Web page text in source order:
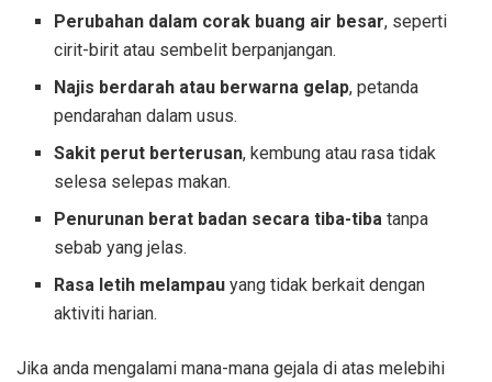
Perubahan dalam corak buang air besar, seperti
cirit-birit atau sembelit berpanjangan.
Najis berdarah atau berwarna gelap, petanda
pendarahan dalam usus.
Sakit perut berterusan, kembung atau rasa tidak
selesa selepas makan.
Penurunan berat badan secara tiba-tiba tanpa
sebab yang jelas.
Rasa letih melampau yang tidak berkait dengan
aktiviti harian.
Jika anda mengalami mana-mana gejala di atas melebihi